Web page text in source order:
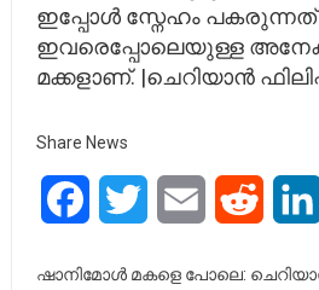
ഇപ്പോൾ സ്നേഹം പകരുന്നത്
ഇവരെപ്പോലെയുള്ള
മക്കളാണ്. |ചെറിയാൻ
Share News
FacebookTwitter Email Reddit
ഷാനിമോൾ മകളെ പോലെ: